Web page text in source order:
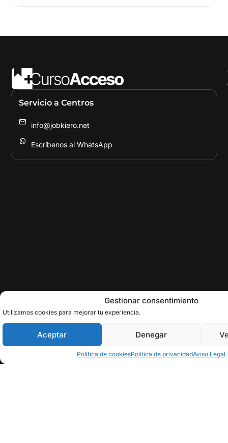
Gestionar consentimiento
Utilizamos cookies para mejorar tu experiencia.
Aceptar Denegar
Política de cookiesPolítica de privacidadAviso Legal
Servicio a Centros
info@jobkiero.net
Escríbenos al WhatsApp